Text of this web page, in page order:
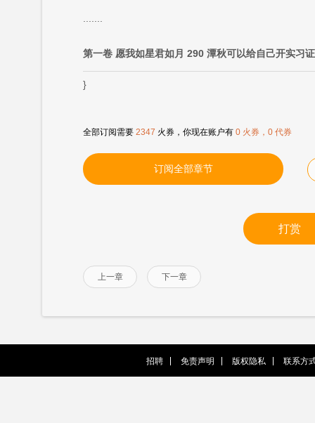
第一卷 愿我如星君如月 290 潭秋可以给自己开实习
}
全部订阅需要 2347 火券，你现在账户有 0 火券，0 代券
订阅全部章节
打赏
上一章 下一章
招聘 免责声明 版权隐私 联系方